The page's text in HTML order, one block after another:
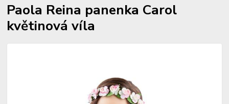
Paola Reina panenka Carol
květinová víla